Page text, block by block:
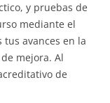
y pruebas de
mediante el
avances en la
mejora. Al
de